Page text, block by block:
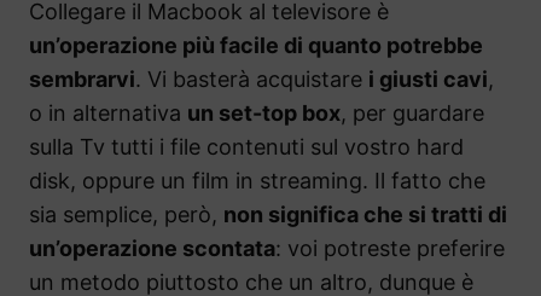
Collegare il Macbook al televisore è
un’operazione più facile di quanto potrebbe
sembrarvi. Vi basterà acquistare i giusti cavi,
o in alternativa un set-top box, per guardare
sulla Tv tutti i file contenuti sul vostro hard
disk, oppure un film in streaming. Il fatto che
sia semplice, però, non significa che si tratti di
un’operazione scontata: voi potreste preferire
un metodo piuttosto che un altro, dunque è